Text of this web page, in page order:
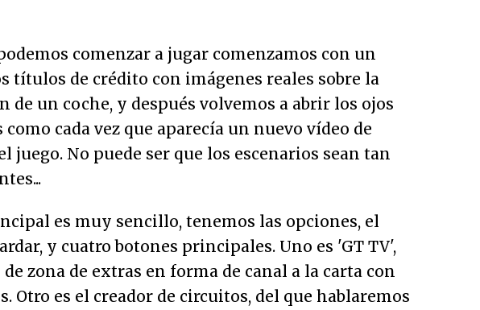
comenzar a jugar comenzamos con un
títulos de crédito con imágenes reales sobre la
de un coche, y después volvemos a abrir los ojos
cada vez que aparecía un nuevo vídeo de
juego. No puede ser que los escenarios sean tan
es muy sencillo, tenemos las opciones, el
y cuatro botones principales. Uno es 'GT TV',
zona de extras en forma de canal a la carta con
Otro es el creador de circuitos, del que hablaremos